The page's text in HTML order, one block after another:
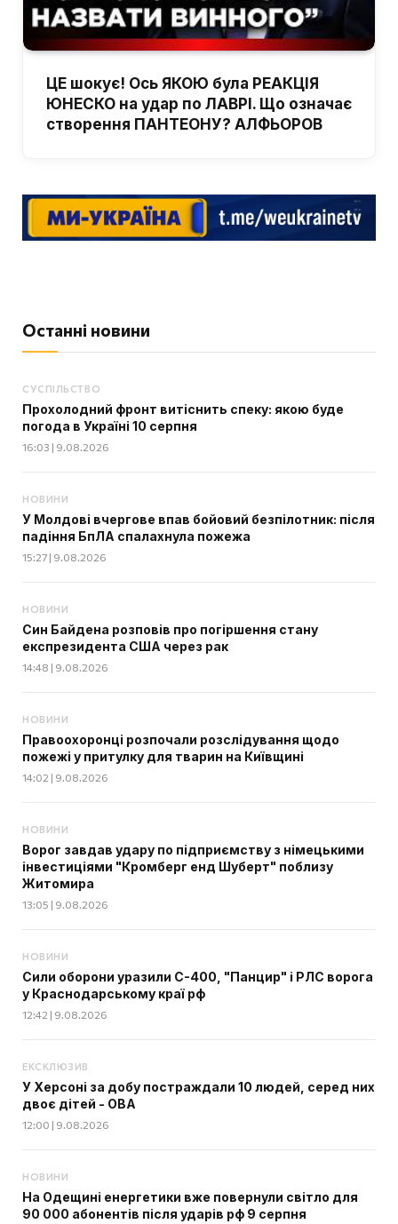
ЦЕ шокує! Ось ЯКОЮ була РЕАКЦІЯ
ЮНЕСКО на удар по ЛАВРІ. Що означає
створення ПАНТЕОНУ? АЛФЬОРОВ
Останні новини
СУСПІЛЬСТВО
Прохолодний фронт витіснить спеку: якою буде
погода в Україні 10 серпня
16:03 | 9.08.2026
НОВИНИ
У Молдові вчергове впав бойовий безпілотник: після
падіння БпЛА спалахнула пожежа
15:27 | 9.08.2026
НОВИНИ
Син Байдена розповів про погіршення стану
експрезидента США через рак
14:48 | 9.08.2026
НОВИНИ
Правоохоронці розпочали розслідування щодо
пожежі у притулку для тварин на Київщині
14:02 | 9.08.2026
НОВИНИ
Ворог завдав удару по підприємству з німецькими
інвестиціями "Кромберг енд Шуберт" поблизу
Житомира
13:05 | 9.08.2026
НОВИНИ
Сили оборони уразили С-400, "Панцир" і РЛС ворога
у Краснодарському краї рф
12:42 | 9.08.2026
ЕКСКЛЮЗИВ
У Херсоні за добу постраждали 10 людей, серед них
двоє дітей - ОВА
12:00 | 9.08.2026
НОВИНИ
На Одещині енергетики вже повернули світло для
90 000 абонентів після ударів рф 9 серпня